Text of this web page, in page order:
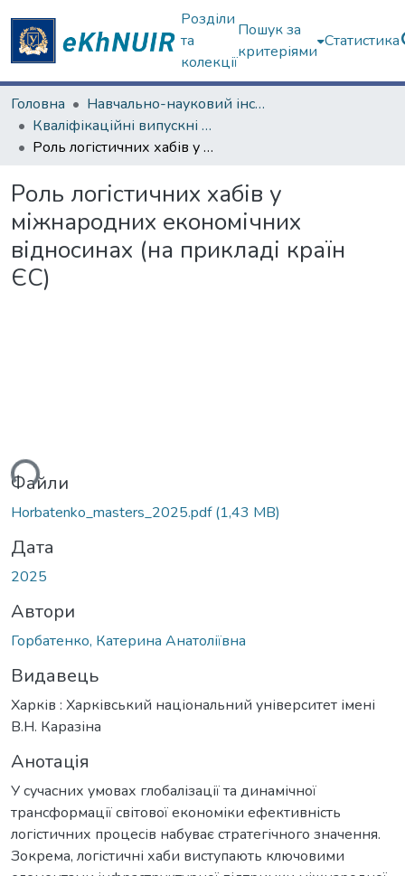
Розділи
та
колекції
Пошук за
критеріями
Статистика
Головна
Навчально-науковий інститут "Каразінський інститут міжнародних відносин та туристичного бізнесу"
Кваліфікаційні випускні роботи магістрів. Навчально-науковий інститут "Каразінський інститут міжнародних відносин та туристичного бізнесу"
Роль логістичних хабів у міжнародних економічних відносинах (на прикладі країн ЄС)
Роль логістичних хабів у
міжнародних економічних
відносинах (на прикладі країн
ЄС)
Файли
Horbatenko_masters_2025.pdf(1,43 MB)
Дата
2025
Автори
Горбатенко, Катерина Анатоліївна
Видавець
Харків : Харківський національний університет імені
В.Н. Каразіна
Анотація
У сучасних умовах глобалізації та динамічної
трансформації світової економіки ефективність
логістичних процесів набуває стратегічного значення.
Зокрема, логістичні хаби виступають ключовими